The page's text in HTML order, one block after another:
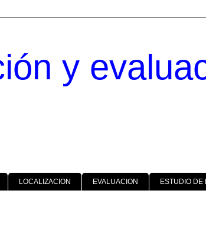
y
LOCALIZACION EVALUACION ESTUDIO DE